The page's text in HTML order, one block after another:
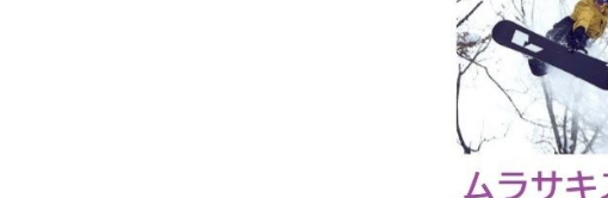
キッズ
ストライダー/バイ
スキムボード
スノーボードグロー
スノーボードグッズ